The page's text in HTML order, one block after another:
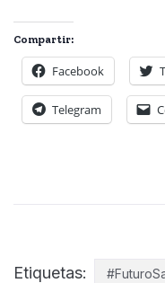
Compartir:
Facebook
Telegram
Etiquetas: